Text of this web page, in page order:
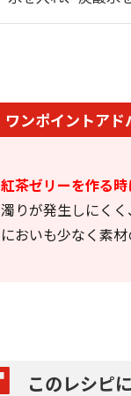
ワンポイントアド
紅茶ゼリーを作る
濁りが発生しにくく
においも少なく素
このレシピ